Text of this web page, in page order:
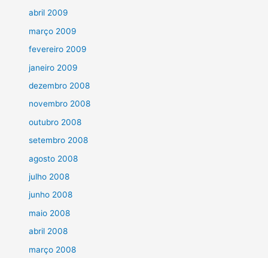
abril 2009
março 2009
fevereiro 2009
janeiro 2009
dezembro 2008
novembro 2008
outubro 2008
setembro 2008
agosto 2008
julho 2008
junho 2008
maio 2008
abril 2008
março 2008